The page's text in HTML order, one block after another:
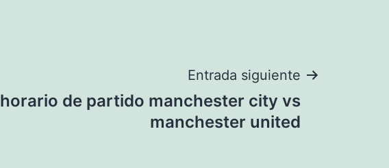
Entrada siguiente
horario de partido manchester city vs
manchester united